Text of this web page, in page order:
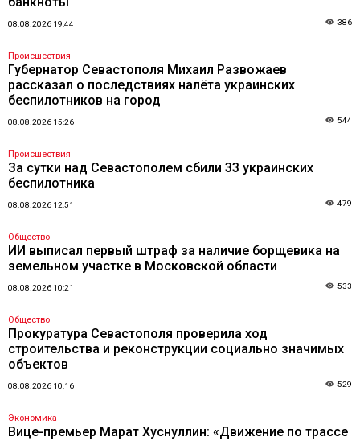
08.08.2026 19:44 386
Происшествия
Губернатор Севастополя Михаил Развожаев
рассказал о последствиях налёта украинских
беспилотников на город
08.08.2026 15:26 544
Происшествия
За сутки над Севастополем сбили 33 украинских
беспилотника
08.08.2026 12:51 479
Общество
ИИ выписал первый штраф за наличие борщевика на
земельном участке в Московской области
08.08.2026 10:21 533
Общество
Прокуратура Севастополя проверила ход
строительства и реконструкции социально значимых
объектов
08.08.2026 10:16 529
Экономика
Вице-премьер Марат Хуснуллин: «Движение по трассе